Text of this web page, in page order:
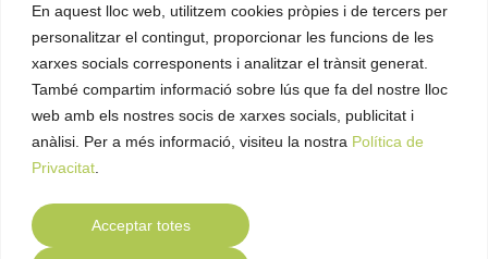
En aquest lloc web, utilitzem cookies pròpies i de tercers per
personalitzar el contingut, proporcionar les funcions de les
xarxes socials corresponents i analitzar el trànsit generat.
També compartim informació sobre lús que fa del nostre lloc
web amb els nostres socis de xarxes socials, publicitat i
anàlisi. Per a més informació, visiteu la nostra Política de
Privacitat
Acceptar totes
Familiar)
Contacte Política de Privacitat